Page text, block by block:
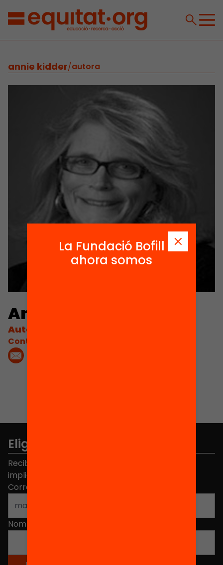
annie kidder/autora
Annie Kidder
Autora
Contacta'm:
Elige equidad
Recibe contenidos, iniciativas y proyectos para
implicarte.
Correo electrónico
Nombre
La Fundació Bofill
ahora somos